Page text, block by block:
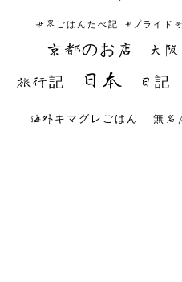
世界ごはんたべ記 #プライド号
京都のお店 大阪
旅行記 日本 日記
海外キマグレごはん 無名